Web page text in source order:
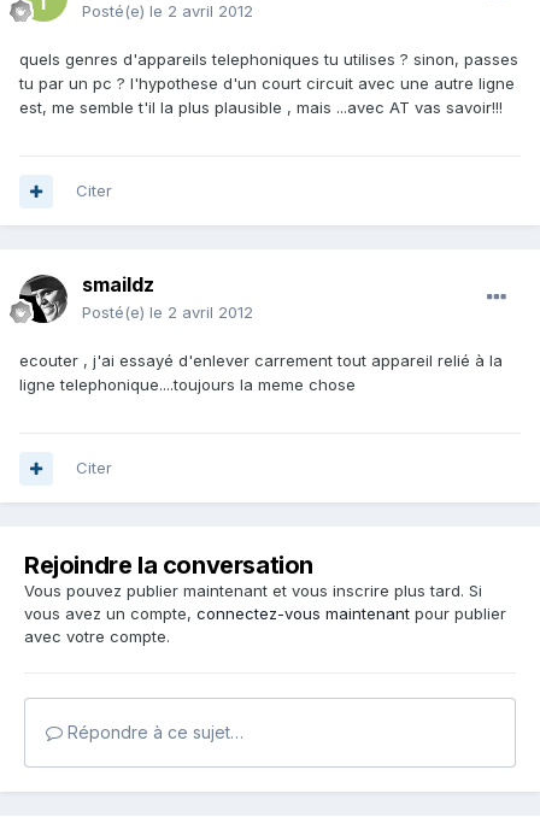
Posté(e) le 2 avril 2012
quels genres d'appareils telephoniques tu utilises ? sinon, passes
tu par un pc ? l'hypothese d'un court circuit avec une autre ligne
est, me semble t'il la plus plausible , mais ...avec AT vas savoir!!!
Citer
smaildz
Posté(e) le 2 avril 2012
ecouter , j'ai essayé d'enlever carrement tout appareil relié à la
ligne telephonique....toujours la meme chose
Citer
Rejoindre la conversation
Vous pouvez publier maintenant et vous inscrire plus tard. Si
vous avez un compte, connectez-vous maintenant pour publier
avec votre compte.
Répondre à ce sujet…